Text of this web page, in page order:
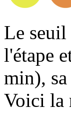
Le seuil
l'étape
min),
Voici la